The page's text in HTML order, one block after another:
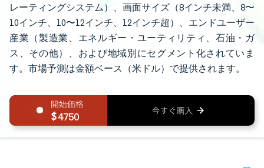
レーティングシステム）、画面サイズ（8インチ未満、8〜
10インチ、10〜12インチ、12インチ超）、エンドユーザー
産業（製造業、エネルギー・ユーティリティ、石油・ガ
ス、その他）、および地域別にセグメント化されていま
す。市場予測は金額ベース（米ドル）で提供されます。
4750